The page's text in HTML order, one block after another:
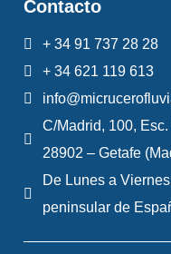
Contacto
+ 34 91 737 28 28
+ 34 621 119 613
C/Madrid, 100, Esc.
28902 – Getafe
De Lunes a
peninsular de